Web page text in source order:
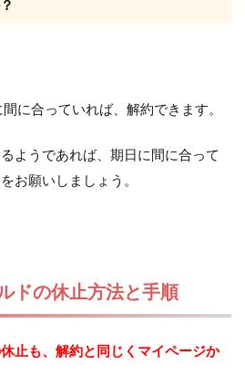
に合っていれば、解約できます。
ようであれば、期日に間に合って
お願いしましょう。
ドの休止方法と手順
止も、解約と同じくマイページか